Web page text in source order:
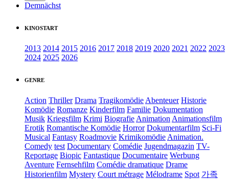
Demnächst
KINOSTART
2013 2014 2015 2016 2017 2018 2019 2020 2021 2022 2023
2024 2025 2026
GENRE
Action Thriller Drama Tragikomödie Abenteuer Historie
Komödie Romanze Kinderfilm Familie Dokumentation
Musik Kriegsfilm Krimi Biografie Animation Animationsfilm
Erotik Romantische Komödie Horror Dokumentarfilm Sci-Fi
Musical Fantasy Roadmovie Krimikomödie Animation.
Comedy test Documentary Comédie Jugendmagazin TV-
Reportage Biopic Fantastique Documentaire Werbung
Aventure Fernsehfilm Comédie dramatique Drame
Historienfilm Mystery Court métrage Mélodrame Spot 가족